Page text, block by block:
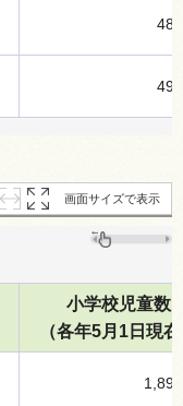
画面サイズで表示
小学校児童数
（各年5月1日現